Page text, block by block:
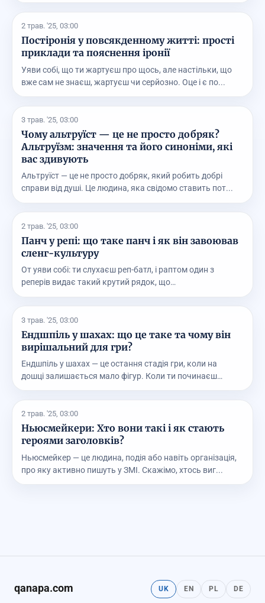
2 трав. '25, 03:00
Постіронія у повсякденному житті: прості
приклади та пояснення іронії
Уяви собі, що ти жартуєш про щось, але настільки, що
вже сам не знаєш, жартуєш чи серйозно. Оце і є по...
3 трав. '25, 03:00
Чому альтруїст — це не просто добряк?
Альтруїзм: значення та його синоніми, які
вас здивують
Альтруїст — це не просто добряк, який робить добрі
справи від душі. Це людина, яка свідомо ставить пот...
2 трав. '25, 03:00
Панч у репі: що таке панч і як він завоював
сленг-культуру
От уяви собі: ти слухаєш реп-батл, і раптом один з
реперів видає такий крутий рядок, що
3 трав. '25, 03:00
Ендшпіль у шахах: що це таке та чому він
вирішальний для гри?
Ендшпіль у шахах — це остання стадія гри, коли на
дошці залишається мало фігур. Коли ти починаєш
2 трав. '25, 03:00
Ньюсмейкери: Хто вони такі і як стають
героями заголовків?
Ньюсмейкер — це людина, подія або навіть організація,
про яку активно пишуть у ЗМІ. Скажімо, хтось виг...
qanapa.com UK EN PL DE